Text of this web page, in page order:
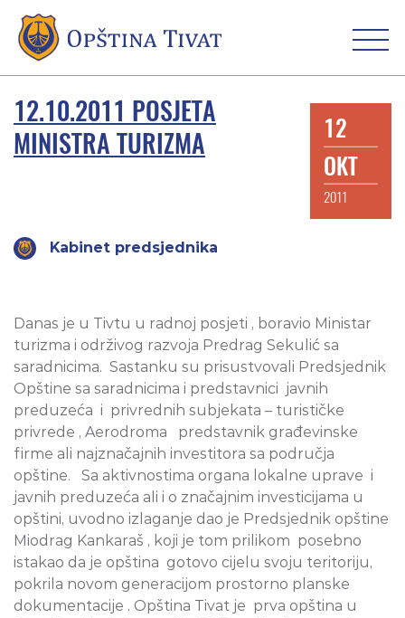
12.10.2011 POSJETA
MINISTRA TURIZMA
12
OKT
2011
Kabinet predsjednika
Danas je u Tivtu u radnoj posjeti , boravio Ministar
turizma i održivog razvoja Predrag Sekulić sa
saradnicima. Sastanku su prisustvovali Predsjednik
Opštine sa saradnicima i predstavnici javnih
preduzeća i privrednih subjekata – turističke
privrede , Aerodroma
predstavnik građevinske
firme ali najznačajnih investitora sa područja
opštine.
Sa aktivnostima organa lokalne uprave i
javnih preduzeća ali i o značajnim investicijama u
opštini, uvodno izlaganje dao je Predsjednik opštine
Miodrag Kankaraš , koji je tom prilikom posebno
istakao da je opština gotovo cijelu svoju teritoriju,
pokrila novom generacijom prostorno planske
dokumentacije . Opština Tivat je prva opština u